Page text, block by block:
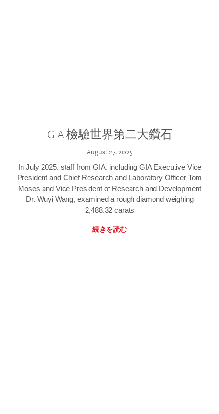
GIA 檢驗世界第二大鑽石
August 27, 2025
In July 2025, staff from GIA, including GIA Executive Vice
President and Chief Research and Laboratory Officer Tom
Moses and Vice President of Research and Development
Dr. Wuyi Wang, examined a rough diamond weighing
2,488.32 carats
続きを読む